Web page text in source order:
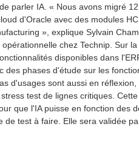
parler IA. « Nous avons migré
d'Oracle avec des modules
», explique Sylvain
chez Technip. Sur
disponibles dans
des phases d'étude sur les
d'usages sont aussi en
test de lignes critiques.
que l'IA puisse en fonction des
de test à faire. Elle sera validée